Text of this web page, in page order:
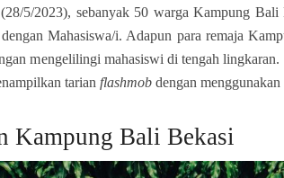
5/2023), sebanyak 50 warga Kampung
Mahasiswa/i. Adapun para remaja
mengelilingi mahasiswi di tengah lingkaran.
tarian flashmob dengan
Kampung Bali Bekasi